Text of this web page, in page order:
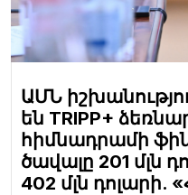
ԱՄՆ
են TRIPP+
հիմնադրամի
ծավալը 201 մլն
402 մլն դոլարի.